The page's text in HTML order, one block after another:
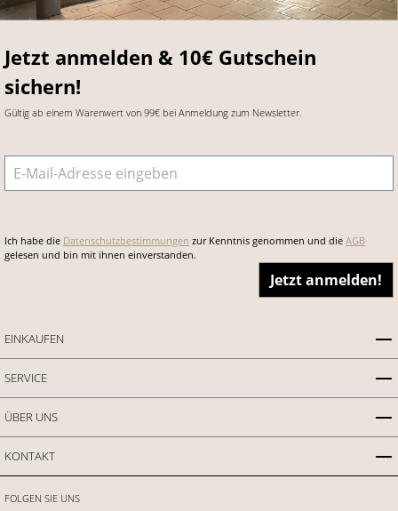
Jetzt anmelden & 10€ Gutschein
sichern!
Gültig ab einem Warenwert von 99€ bei Anmeldung zum Newsletter.
E-Mail-Adresse
Ich habe die Datenschutzbestimmungen zur Kenntnis genommen und die AGB
gelesen und bin mit ihnen einverstanden.
Jetzt anmelden!
EINKAUFEN
SERVICE
ÜBER UNS
KONTAKT
FOLGEN SIE UNS